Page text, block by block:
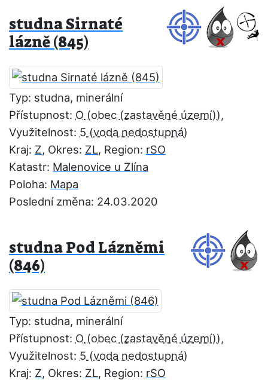
studna Sirnaté
lázně (845)
Typ: studna, minerální
Přístupnost: O
,
Využitelnost: 5
Kraj: Z, Okres: ZL, Region: rSO
Katastr: Malenovice u Zlína
Poloha: Mapa
Poslední změna: 24.03.2020
studna Pod Lázněmi
(846)
Typ: studna, minerální
Přístupnost: O
,
Využitelnost: 5
Kraj: Z, Okres: ZL, Region: rSO